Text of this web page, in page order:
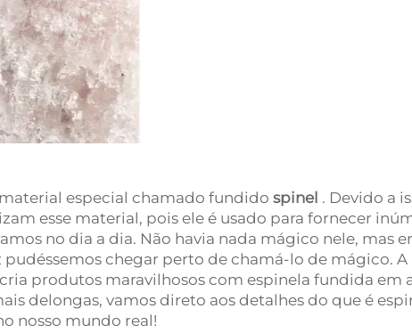
especial chamado fundido spinel . Devido a
esse material, pois ele é usado para fornecer
no dia a dia. Não havia nada mágico nele, mas
chegar perto de chamá-lo de mágico. A
produtos maravilhosos com espinela fundida em
delongas, vamos direto aos detalhes do que é
nosso mundo real!